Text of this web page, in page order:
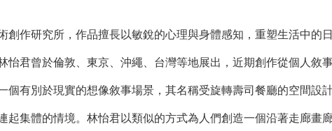
創作研究所，作品擅長以敏銳的心理與身體感知，重塑生活中的
怡君曾於倫敦、東京、沖繩、台灣等地展出，近期創作從個人敘
個有別於現實的想像敘事場景，其名稱受旋轉壽司餐廳的空間設
起集體的情境。林怡君以類似的方式為人們創造一個沿著走廊畫